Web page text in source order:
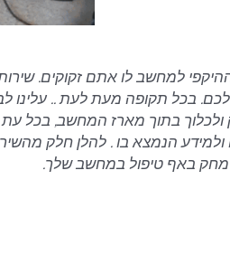
למחשב לו אתם זקוקים.
בכל תקופה מעת לעת .. עלינו
בתוך מארז המחשב, בכל עת
הנמצא בו . להלן חלק
באף טיפול במחשב שלך.